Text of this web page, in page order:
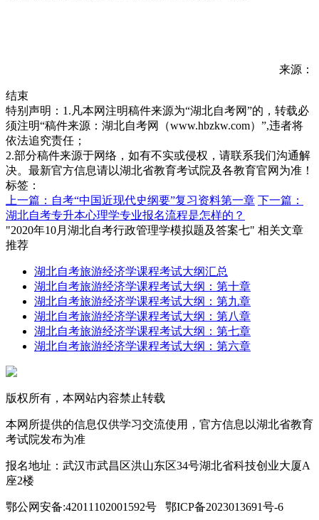
来源：
结束
特别声明：1.凡本网注明稿件来源为“湖北自考网”的，转载必
须注明“稿件来源：湖北自考网（www.hbzkw.com）”,违者将
依法追究责任；
2.部分稿件来源于网络，如有不实或侵权，请联系我们沟通解
决。最新官方信息请以湖北省教育考试院及各教育官网为准！
标签：
上一篇：自考“中国近现代史纲要”复习资料第一章 下一篇：
湖北自考专升本心理学专业报名流程是怎样的？
"2020年10月湖北自考行政管理学模拟题及答案七" 相关文章
推荐
湖北自考旅游经济学课程考试大纲汇总
湖北自考旅游经济学课程考试大纲：第十章
湖北自考旅游经济学课程考试大纲：第九章
湖北自考旅游经济学课程考试大纲：第八章
湖北自考旅游经济学课程考试大纲：第七章
湖北自考旅游经济学课程考试大纲：第六章
版权所有，本网站内容禁止转载
本网所提供的信息仅供学习交流使用，官方信息以湖北省教育
考试院发布为准
报名地址：武汉市武昌区洪山东区34号湖北省科技创业大厦A
座2楼
鄂公网安备:42011102001592号 鄂ICP备2023013691号-6